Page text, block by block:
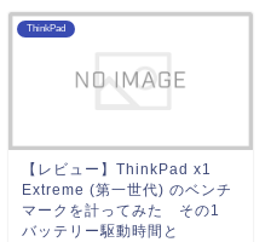
ThinkPad
【レビュー】ThinkPad x1
Extreme (第一世代) のベンチ
マークを計ってみた その1
バッテリー駆動時間と